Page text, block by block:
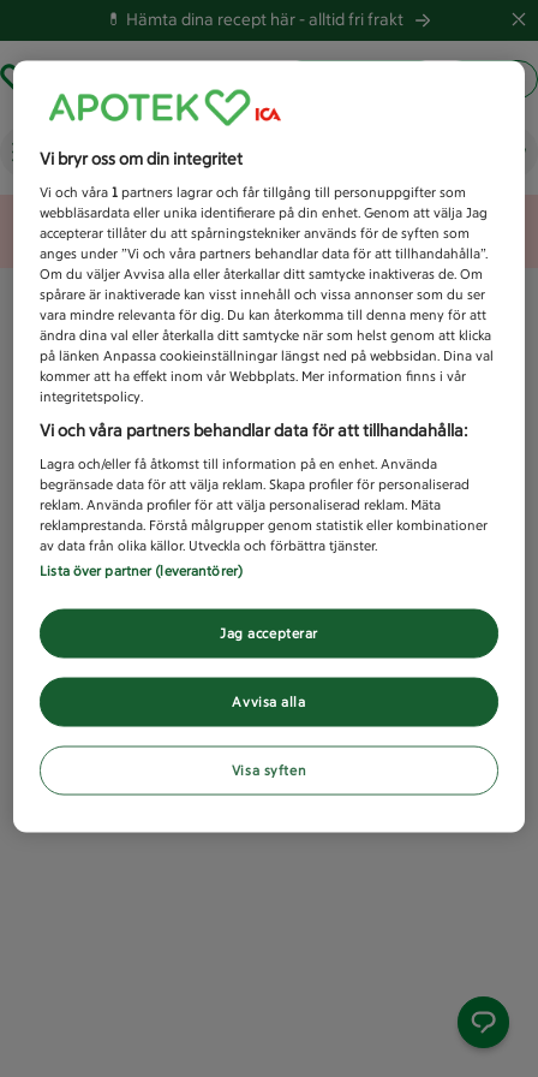
💊 Hämta dina recept här -alltid fri frakt
Vad letar du efter idag?
Unknown error
Vi bryr oss om din integritet
Vi och våra1 partners lagrar och får tillgång till personuppgifter som
webbläsardata eller unika identifierare på din enhet. Genom att välja Jag
accepterar tillåter du att spårningstekniker används för de syften som
anges under ”Vi och våra partners behandlar data för att tillhandahålla”.
Om du väljer Avvisa alla eller återkallar ditt samtycke inaktiveras de. Om
spårare är inaktiverade kan visst innehåll och vissa annonser som du ser
vara mindre relevanta för dig. Du kan återkomma till denna meny för att
ändra dina val eller återkalla ditt samtycke när som helst genom att klicka
på länken Anpassa cookieinställningar längst ned på webbsidan. Dina val
kommer att ha effekt inom vår Webbplats. Mer information finns i vår
integritetspolicy.
Vi och våra partners behandlar data för att tillhandahålla:
Lagra och/eller få åtkomst till information på en enhet. Använda
begränsade data för att välja reklam. Skapa profiler för personaliserad
reklam. Använda profiler för att välja personaliserad reklam. Mäta
reklamprestanda. Förstå målgrupper genom statistik eller kombinationer
av data från olika källor. Utveckla och förbättra tjänster.
Lista över partner (leverantörer)
Avvisa alla
Jag accepterar
Visa syften